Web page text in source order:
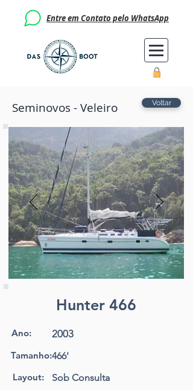
Entre em Contato pelo WhatsApp
Seminovos - Veleiro Voltar
Hunter 466
Ano: 2003
Tamanho:466'
Layout:
Sob Consulta